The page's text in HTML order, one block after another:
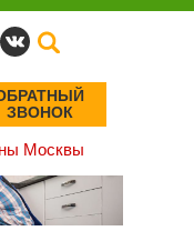
Москвы
ЗВОНОК